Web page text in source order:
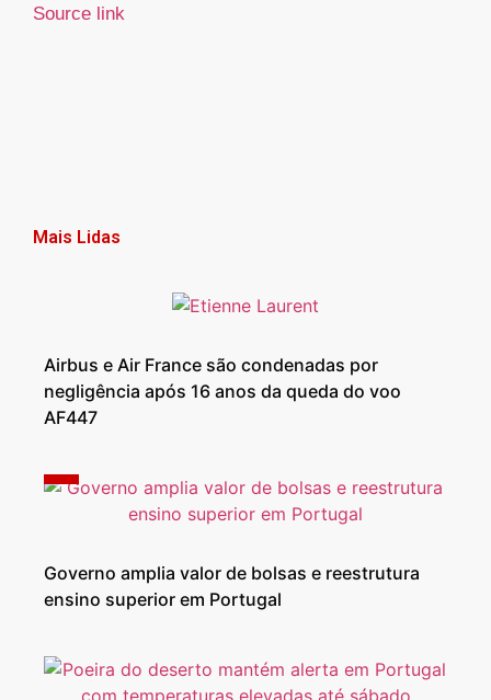
Source link
Mais Lidas
Airbus e Air France são condenadas por
negligência após 16 anos da queda do voo
AF447
Governo amplia valor de bolsas e reestrutura
ensino superior em Portugal